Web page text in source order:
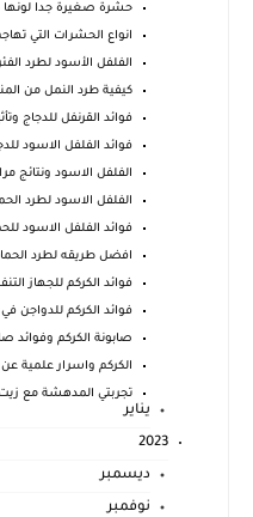
حشرة صغيرة جدا لونها
انواع الحشرات التي
الفلفل الأسود لطرد
كيفية طرد النمل من
فوائد القرنفل للدجاج
فوائد الفلفل الاسود
الفلفل الاسود ونتائج
الفلفل الاسود لطرد
فوائد الفلفل الاسود
افضل طريقه لطرد
فوائد الكركم للجهاز
فوائد الكركم للدواجن في
صابونة الكركم وفوائد
الكركم واسرار علمية
تجربتي المدهشة مع
يناير
2023
ديسمبر
نوفمبر